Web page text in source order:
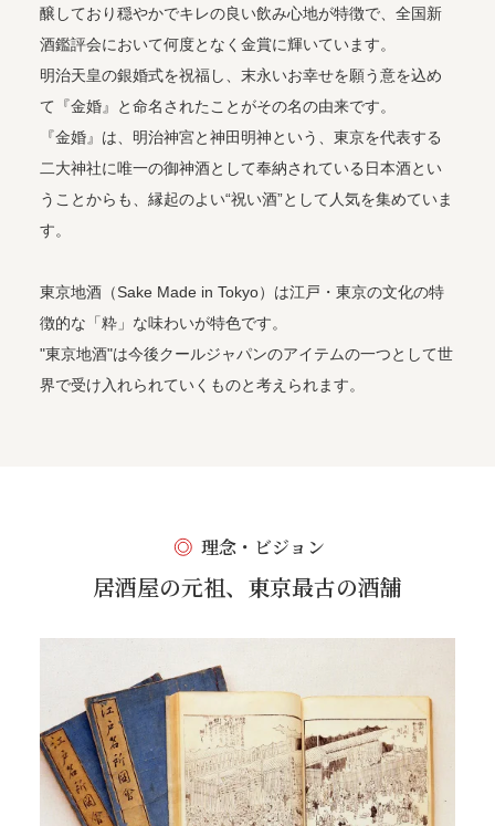
醸しており穏やかでキレの良い飲み心地が特徴で、全国新
酒鑑評会において何度となく金賞に輝いています。
明治天皇の銀婚式を祝福し、末永いお幸せを願う意を込め
て『金婚』と命名されたことがその名の由来です。
『金婚』は、明治神宮と神田明神という、東京を代表する
二大神社に唯一の御神酒として奉納されている日本酒とい
うことからも、縁起のよい“祝い酒”として人気を集めていま
す。
東京地酒（Sake Made in Tokyo）は江戸・東京の文化の特
徴的な「粋」な味わいが特色です。
"東京地酒"は今後クールジャパンのアイテムの一つとして世
界で受け入れられていくものと考えられます。
理念・ビジョン
居酒屋の元祖、東京最古の酒舗